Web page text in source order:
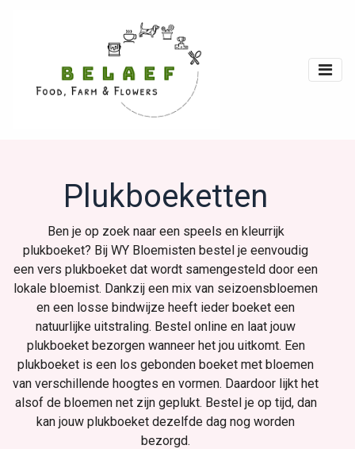
Plukboeketten
Ben je op zoek naar een speels en kleurrijk
plukboeket? Bij WY Bloemisten bestel je eenvoudig
een vers plukboeket dat wordt samengesteld door een
lokale bloemist. Dankzij een mix van seizoensbloemen
en een losse bindwijze heeft ieder boeket een
natuurlijke uitstraling. Bestel online en laat jouw
plukboeket bezorgen wanneer het jou uitkomt. Een
plukboeket is een los gebonden boeket met bloemen
van verschillende hoogtes en vormen. Daardoor lijkt het
alsof de bloemen net zijn geplukt. Bestel je op tijd, dan
kan jouw plukboeket dezelfde dag nog worden
bezorgd.